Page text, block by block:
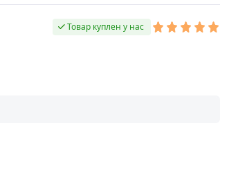
Товар куплен у нас